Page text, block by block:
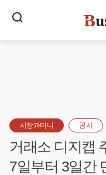
시장과머니 공시
거래소 디지캡
7일부터 3일간